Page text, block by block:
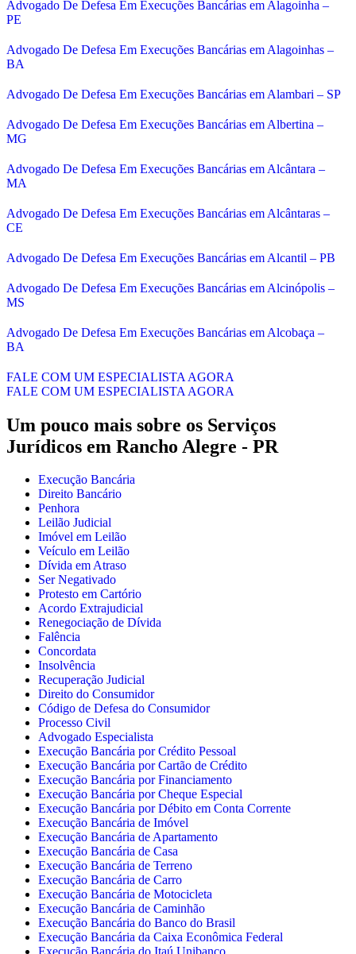
Advogado De Defesa Em Execuções Bancárias em Alagoinha –
PE
Advogado De Defesa Em Execuções Bancárias em Alagoinhas –
BA
Advogado De Defesa Em Execuções Bancárias em Alambari – SP
Advogado De Defesa Em Execuções Bancárias em Albertina –
MG
Advogado De Defesa Em Execuções Bancárias em Alcântara –
MA
Advogado De Defesa Em Execuções Bancárias em Alcântaras –
CE
Advogado De Defesa Em Execuções Bancárias em Alcantil – PB
Advogado De Defesa Em Execuções Bancárias em Alcinópolis –
MS
Advogado De Defesa Em Execuções Bancárias em Alcobaça –
BA
FALE COM UM ESPECIALISTA AGORA
FALE COM UM ESPECIALISTA AGORA
Um pouco mais sobre os Serviços
Jurídicos em Rancho Alegre - PR
Execução Bancária
Direito Bancário
Penhora
Leilão Judicial
Imóvel em Leilão
Veículo em Leilão
Dívida em Atraso
Ser Negativado
Protesto em Cartório
Acordo Extrajudicial
Renegociação de Dívida
Falência
Concordata
Insolvência
Recuperação Judicial
Direito do Consumidor
Código de Defesa do Consumidor
Processo Civil
Advogado Especialista
Execução Bancária por Crédito Pessoal
Execução Bancária por Cartão de Crédito
Execução Bancária por Financiamento
Execução Bancária por Cheque Especial
Execução Bancária por Débito em Conta Corrente
Execução Bancária de Imóvel
Execução Bancária de Apartamento
Execução Bancária de Casa
Execução Bancária de Terreno
Execução Bancária de Carro
Execução Bancária de Motocicleta
Execução Bancária de Caminhão
Execução Bancária do Banco do Brasil
Execução Bancária da Caixa Econômica Federal